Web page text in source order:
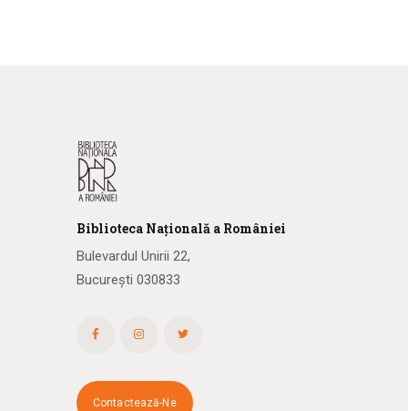
Biblioteca Națională a României
Bulevardul Unirii 22,
București 030833
Contactează-Ne